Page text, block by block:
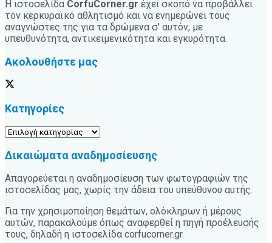
Η ιστοσελίδα CorfuCorner.gr έχει σκοπό να προβάλλει
τον κερκυραϊκό αθλητισμό και να ενημερώνει τους
αναγνώστες της για τα δρώμενα σ' αυτόν, με
υπευθυνότητα, αντικειμενικότητα και εγκυρότητα.
Ακολουθήστε μας
Κατηγορίες
Κατηγορίες
Δικαιώματα αναδημοσίευσης
Απαγορεύεται η αναδημοσίευση των φωτογραφιών της
ιστοσελίδας μας, χωρίς την άδεια του υπεύθυνου αυτής.
Για την χρησιμοποίηση θεμάτων, ολόκληρων ή μέρους
αυτών, παρακαλούμε όπως αναφερθεί η πηγή προέλευσής
τους, δηλαδή η ιστοσελίδα corfucorner.gr.